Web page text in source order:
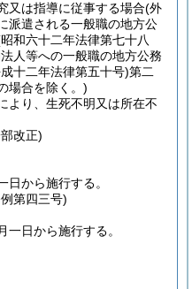
又は指導に従事する場合(外
派遣される一般職の地方公
和六十二年法律第七十八
人等への一般職の地方公務
十二年法律第五十号)第二
場合を除く。)
より、生死不明又は所在不
改正)
日から施行する。
第四三号)
一日から施行する。